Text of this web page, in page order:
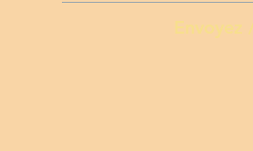
Envoyez